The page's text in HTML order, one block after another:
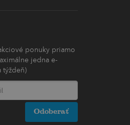
ponuky priamo
jedna e-
týždeň)
Odoberať